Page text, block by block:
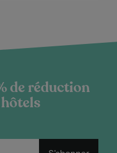
de réduction